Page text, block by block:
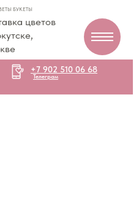
цветов
БУКЕТЫ
+7 902 510 06 68
Телеграм